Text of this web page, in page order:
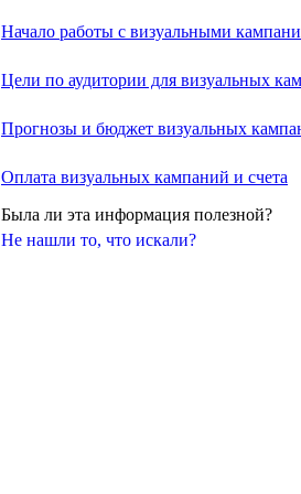
Не нашли то, что искали?
Начало работы с визуальными
Цели по аудитории для визуальных
Прогнозы и бюджет визуальных
Оплата визуальных кампаний и счета
Была ли эта информация полезной?